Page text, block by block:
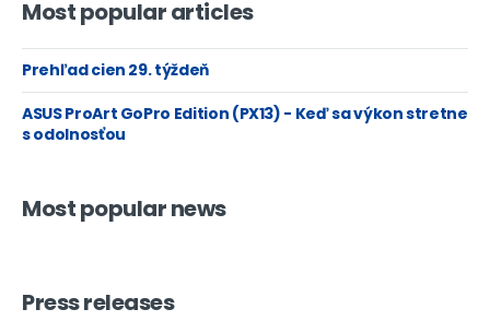
Most popular articles
Prehľad cien 29. týždeň
ASUS ProArt GoPro Edition (PX13) - Keď sa výkon stretne
s odolnosťou
Most popular news
Press releases